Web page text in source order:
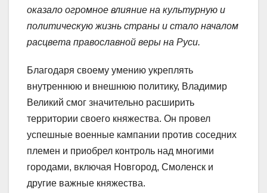
оказало огромное влияние на культурную и
политическую жизнь страны и стало началом
расцвета православной веры на Руси.
Благодаря своему умению укреплять
внутреннюю и внешнюю политику, Владимир
Великий смог значительно расширить
территории своего княжества. Он провел
успешные военные кампании против соседних
племен и приобрел контроль над многими
городами, включая Новгород, Смоленск и
другие важные княжества.